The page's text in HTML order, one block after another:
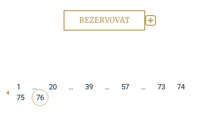
REZERVOVAT
1 … 20 … 39 … 57 … 73
74
75
76